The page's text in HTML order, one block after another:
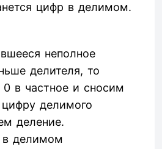
цифр в делимом.
неполное
делителя, то
в частное и сносим
делимого
деление.
делимом